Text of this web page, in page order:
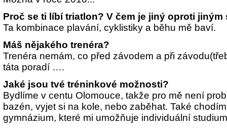
Proč se ti líbí triatlon? V čem je jiný oproti jiným
Ta kombinace plavání, cyklistiky a běhu mě baví.
Máš nějakého trenéra?
Trenéra nemám, co před závodem a při
táta poradí ….
Jaké jsou tvé tréninkové možnosti?
Bydlíme v centu Olomouce, takže pro mě není
bazén, vyjet si na kole, nebo zaběhat. Také
gymnázium, které mi umožňuje individuální